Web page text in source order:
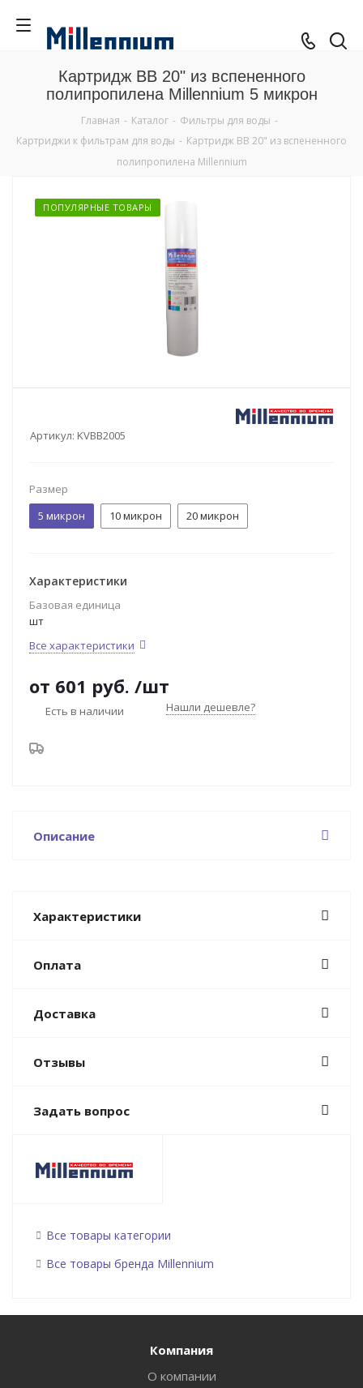
Картридж BB 20" из вспененного
полипропилена Millennium 5 микрон
Главная - Каталог - Фильтры для воды -
Картриджи к фильтрам для воды - Картридж BB 20" из вспененного
полипропилена Millennium
ПОПУЛЯРНЫЕ ТОВАРЫ
Артикул: KVBB2005
Размер
5 микрон
10 микрон 20 микрон
Характеристики
Базовая единица
шт
Все характеристики
от 601 руб. /шт
Есть в наличии Нашли дешевле?
Описание
Характеристики
Оплата
Доставка
Отзывы
Задать вопрос
Все товары категории
Все товары бренда Millennium
Компания
О компании